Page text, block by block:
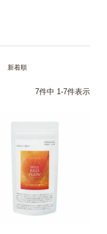
新着順
7件中 1-7件表示